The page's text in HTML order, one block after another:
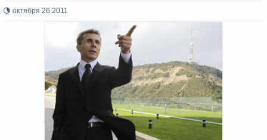
октября 26 2011